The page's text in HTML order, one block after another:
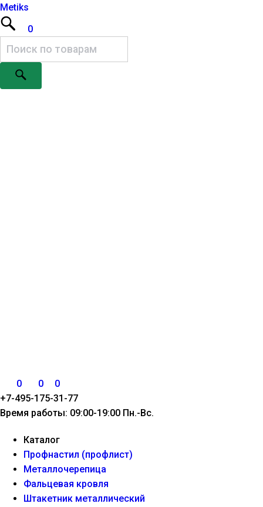
Metiks
0
0 0
0
+7-495-175-31-77
Время работы: 09:00-19:00 Пн.-Вс.
Каталог
Профнастил (профлист)
Металлочерепица
Фальцевая кровля
Штакетник металлический